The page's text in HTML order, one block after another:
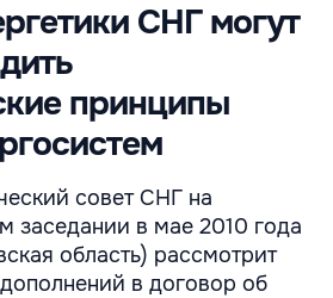
СНГ могут
принципы
совет СНГ на
заседании в мае 2010 года
область) рассмотрит
в договор об